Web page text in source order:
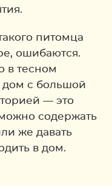
питомца
ошибаются.
в тесном
дом с большой
— это
содержать
же давать
в дом.